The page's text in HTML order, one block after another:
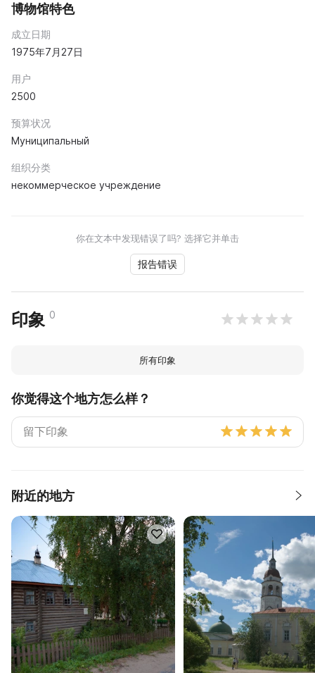
博物馆特色
成立日期
1975年7月27日
用户
2500
预算状况
Муниципальный
组织分类
некоммерческое учреждение
你在文本中发现错误了吗? 选择它并单击
报告错误
印象 0
所有印象
你觉得这个地方怎么样？
附近的地方